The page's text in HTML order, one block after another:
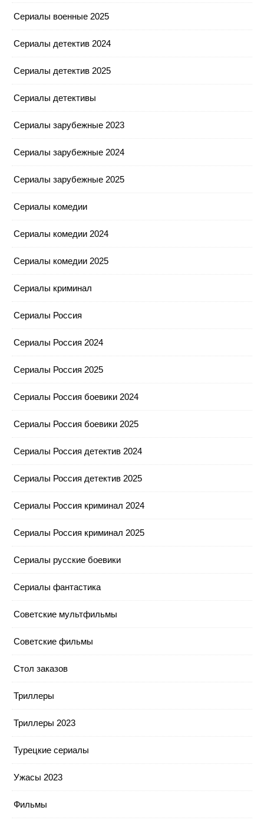
Сериалы военные 2025
Сериалы детектив 2024
Сериалы детектив 2025
Сериалы детективы
Сериалы зарубежные 2023
Сериалы зарубежные 2024
Сериалы зарубежные 2025
Сериалы комедии
Сериалы комедии 2024
Сериалы комедии 2025
Сериалы криминал
Сериалы Россия
Сериалы Россия 2024
Сериалы Россия 2025
Сериалы Россия боевики 2024
Сериалы Россия боевики 2025
Сериалы Россия детектив 2024
Сериалы Россия детектив 2025
Сериалы Россия криминал 2024
Сериалы Россия криминал 2025
Сериалы русские боевики
Сериалы фантастика
Советские мультфильмы
Советские фильмы
Стол заказов
Триллеры
Триллеры 2023
Турецкие сериалы
Ужасы 2023
Фильмы